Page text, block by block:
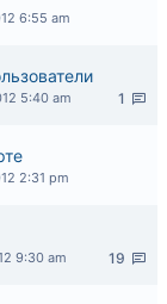
6:55 am
1
5:40 am
2:31 pm
19
9:30 am